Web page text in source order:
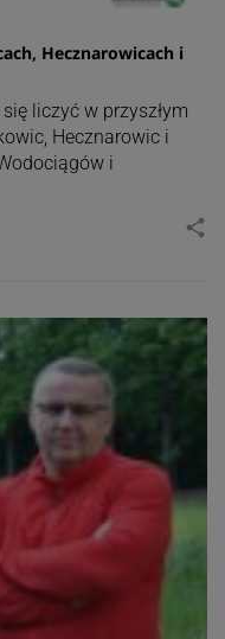
Hecznarowicach i
liczyć w przyszłym
Hecznarowic i
i
share